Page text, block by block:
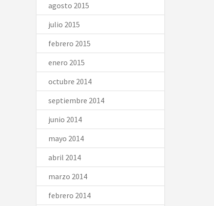
agosto 2015
julio 2015
febrero 2015
enero 2015
octubre 2014
septiembre 2014
junio 2014
mayo 2014
abril 2014
marzo 2014
febrero 2014